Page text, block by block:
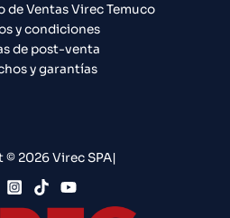
de Ventas Virec Temuco
y condiciones
de post-venta
y garantías
2026 Virec SPA|